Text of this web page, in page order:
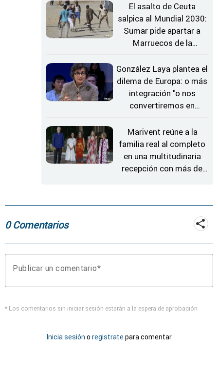
El asalto de Ceuta
salpica al Mundial 2030:
Sumar pide apartar a
Marruecos de la
González Laya plantea el
dilema de Europa: o más
integración "o nos
convertiremos en
Marivent reúne a la
familia real al completo
en una multitudinaria
recepción con más de
0 Comentarios
Publicar un comentario
* Los comentarios sin iniciar sesión estarán a la espera de aprobación
Inicia sesión o registrate para comentar